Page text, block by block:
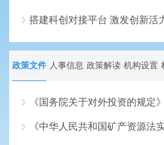
搭建科创对接平台 激发创新活
政策文件 人事信息 政策解读 机构设置
《国务院关于对外投资的规定》
《中华人民共和国矿产资源法